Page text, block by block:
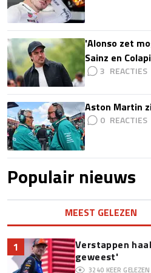
'Alonso zet
Sainz en
3
Aston Martin
0
Populair nieuws
MEEST GELEZEN
1
Verstappen
geweest'
3240 KEER GELEZEN